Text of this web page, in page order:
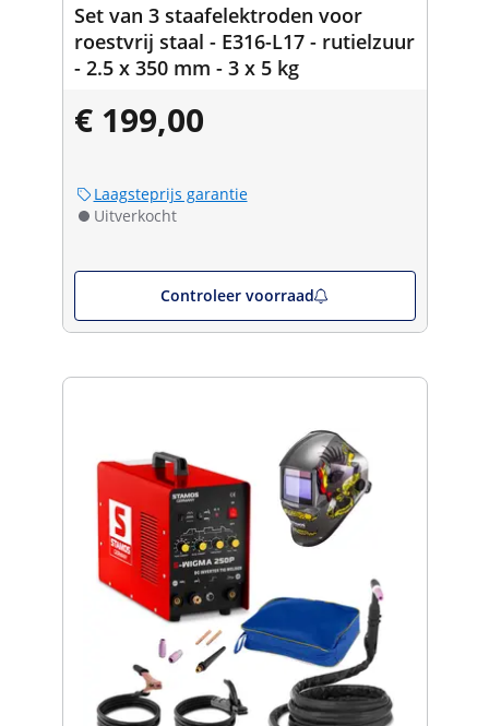
Set van 3 staafelektroden voor
roestvrij staal - E316-L17 - rutielzuur
- 2.5 x 350 mm - 3 x 5 kg
€ 199,00
Laagsteprijs garantie
Uitverkocht
Controleer voorraad